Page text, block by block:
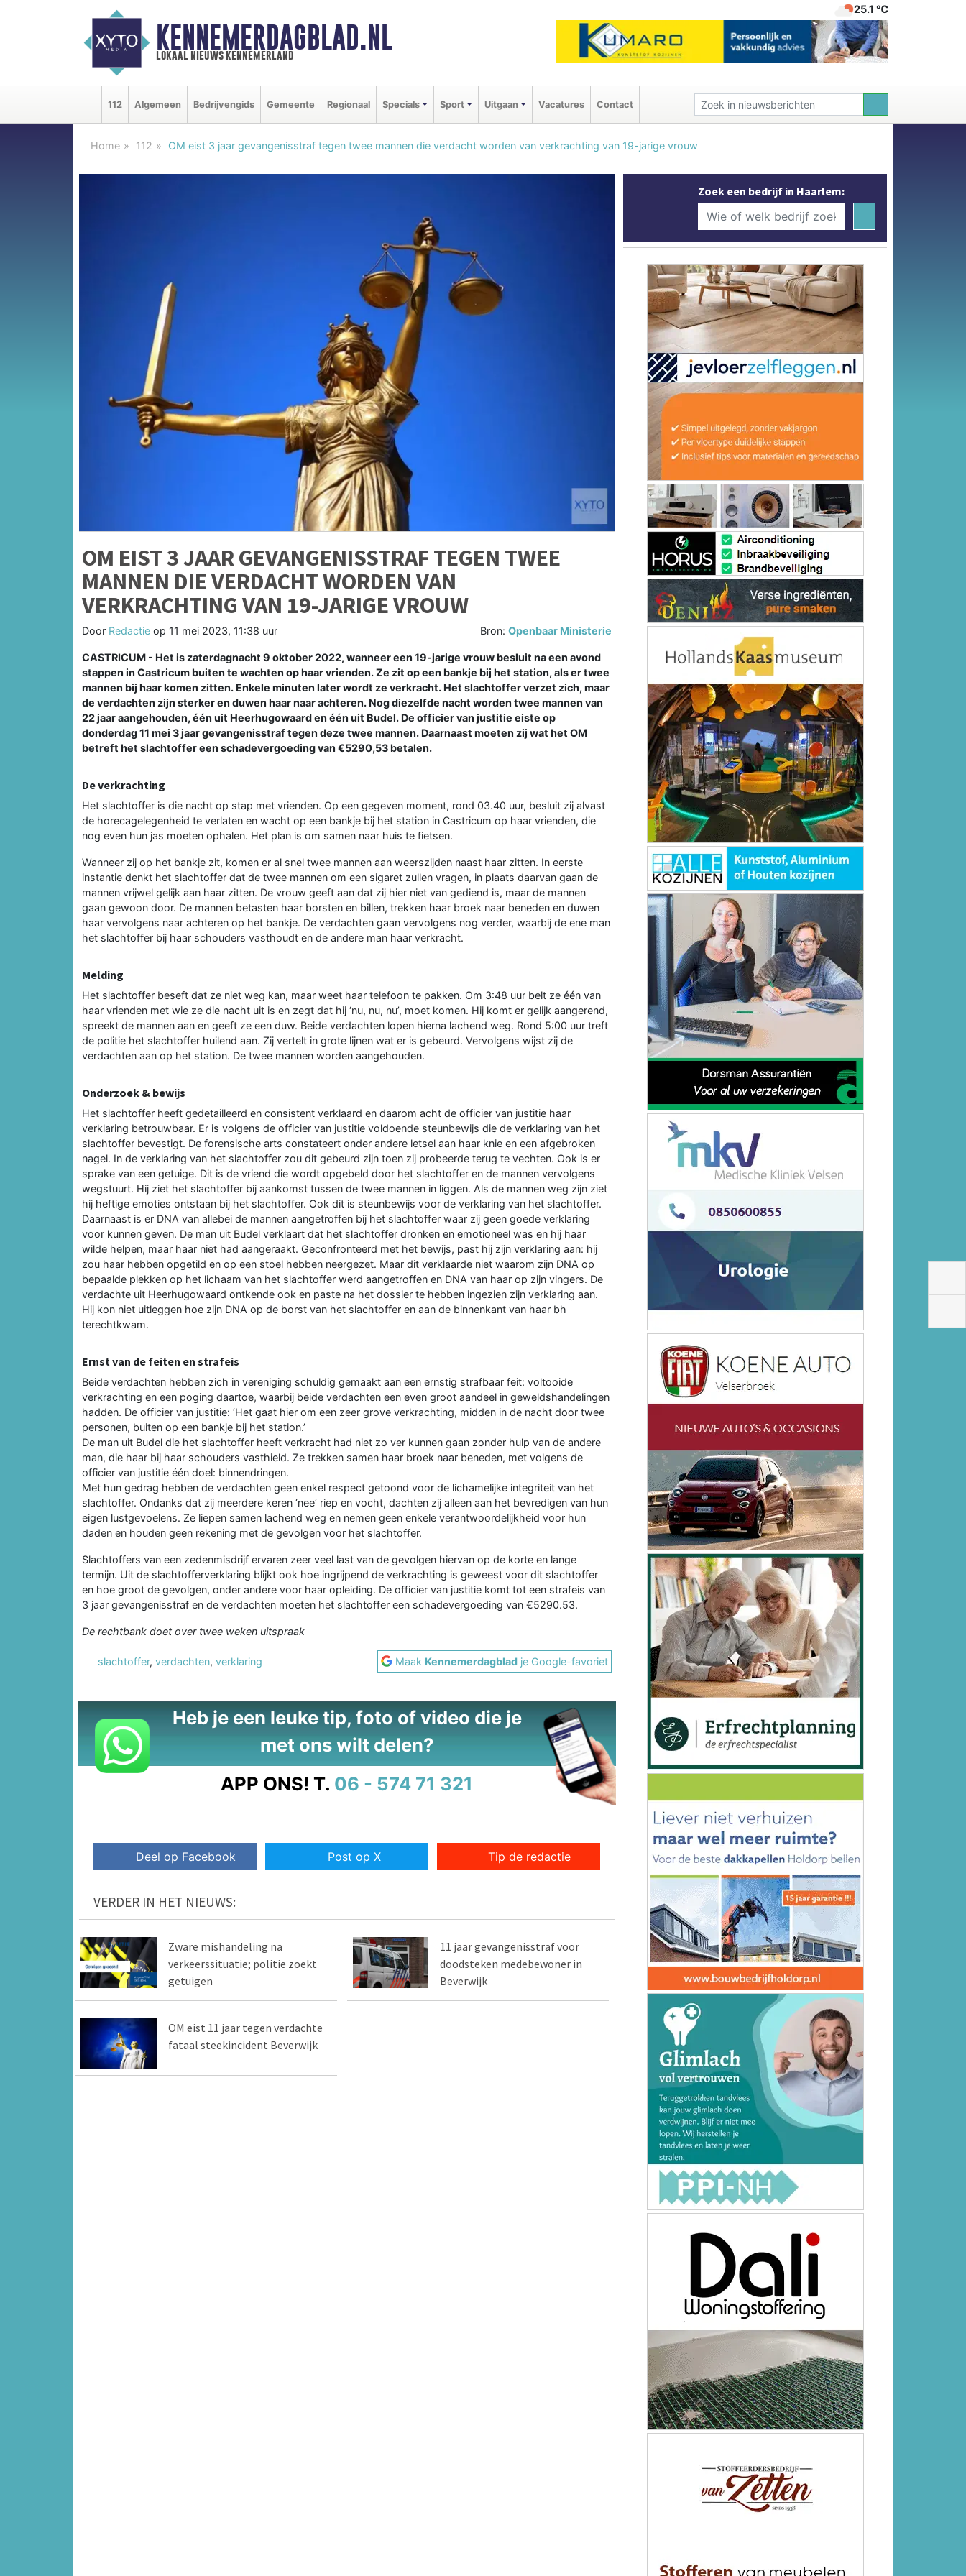
KENNEMERDAGBLAD.NL
lokaal nieuws kennemerland
25.1 ℃
112 Algemeen Bedrijvengids Gemeente Regionaal Specials Sport Uitgaan Vacatures Contact
Home 112 OM eist 3 jaar gevangenisstraf tegen twee mannen die verdacht worden van verkrachting van 19-jarige vrouw
OM EIST 3 JAAR GEVANGENISSTRAF TEGEN TWEE
MANNEN DIE VERDACHT WORDEN VAN
VERKRACHTING VAN 19-JARIGE VROUW
Door Redactie op 11 mei 2023, 11:38 uur Bron:Openbaar Ministerie
CASTRICUM - Het is zaterdagnacht 9 oktober 2022, wanneer een 19-jarige vrouw besluit na een avond
stappen in Castricum buiten te wachten op haar vrienden. Ze zit op een bankje bij het station, als er twee
mannen bij haar komen zitten. Enkele minuten later wordt ze verkracht. Het slachtoffer verzet zich, maar
de verdachten zijn sterker en duwen haar naar achteren. Nog diezelfde nacht worden twee mannen van
22 jaar aangehouden, één uit Heerhugowaard en één uit Budel. De officier van justitie eiste op
donderdag 11 mei 3 jaar gevangenisstraf tegen deze twee mannen. Daarnaast moeten zij wat het OM
betreft het slachtoffer een schadevergoeding van €5290,53 betalen.
De verkrachting
Het slachtoffer is die nacht op stap met vrienden. Op een gegeven moment, rond 03.40 uur, besluit zij alvast
de horecagelegenheid te verlaten en wacht op een bankje bij het station in Castricum op haar vrienden, die
nog even hun jas moeten ophalen. Het plan is om samen naar huis te fietsen.
Wanneer zij op het bankje zit, komen er al snel twee mannen aan weerszijden naast haar zitten. In eerste
instantie denkt het slachtoffer dat de twee mannen om een sigaret zullen vragen, in plaats daarvan gaan de
mannen vrijwel gelijk aan haar zitten. De vrouw geeft aan dat zij hier niet van gediend is, maar de mannen
gaan gewoon door. De mannen betasten haar borsten en billen, trekken haar broek naar beneden en duwen
haar vervolgens naar achteren op het bankje. De verdachten gaan vervolgens nog verder, waarbij de ene man
het slachtoffer bij haar schouders vasthoudt en de andere man haar verkracht.
Melding
Het slachtoffer beseft dat ze niet weg kan, maar weet haar telefoon te pakken. Om 3:48 uur belt ze één van
haar vrienden met wie ze die nacht uit is en zegt dat hij ‘nu, nu, nu’, moet komen. Hij komt er gelijk aangerend,
spreekt de mannen aan en geeft ze een duw. Beide verdachten lopen hierna lachend weg. Rond 5:00 uur treft
de politie het slachtoffer huilend aan. Zij vertelt in grote lijnen wat er is gebeurd. Vervolgens wijst zij de
verdachten aan op het station. De twee mannen worden aangehouden.
Onderzoek & bewijs
Het slachtoffer heeft gedetailleerd en consistent verklaard en daarom acht de officier van justitie haar
verklaring betrouwbaar. Er is volgens de officier van justitie voldoende steunbewijs die de verklaring van het
slachtoffer bevestigt. De forensische arts constateert onder andere letsel aan haar knie en een afgebroken
nagel. In de verklaring van het slachtoffer zou dit gebeurd zijn toen zij probeerde terug te vechten. Ook is er
sprake van een getuige. Dit is de vriend die wordt opgebeld door het slachtoffer en de mannen vervolgens
wegstuurt. Hij ziet het slachtoffer bij aankomst tussen de twee mannen in liggen. Als de mannen weg zijn ziet
hij heftige emoties ontstaan bij het slachtoffer. Ook dit is steunbewijs voor de verklaring van het slachtoffer.
Daarnaast is er DNA van allebei de mannen aangetroffen bij het slachtoffer waar zij geen goede verklaring
voor kunnen geven. De man uit Budel verklaart dat het slachtoffer dronken en emotioneel was en hij haar
wilde helpen, maar haar niet had aangeraakt. Geconfronteerd met het bewijs, past hij zijn verklaring aan: hij
zou haar hebben opgetild en op een stoel hebben neergezet. Maar dit verklaarde niet waarom zijn DNA op
bepaalde plekken op het lichaam van het slachtoffer werd aangetroffen en DNA van haar op zijn vingers. De
verdachte uit Heerhugowaard ontkende ook en paste na het dossier te hebben ingezien zijn verklaring aan.
Hij kon niet uitleggen hoe zijn DNA op de borst van het slachtoffer en aan de binnenkant van haar bh
terechtkwam.
Ernst van de feiten en strafeis
Beide verdachten hebben zich in vereniging schuldig gemaakt aan een ernstig strafbaar feit: voltooide
verkrachting en een poging daartoe, waarbij beide verdachten een even groot aandeel in geweldshandelingen
hadden. De officier van justitie: ‘Het gaat hier om een zeer grove verkrachting, midden in de nacht door twee
personen, buiten op een bankje bij het station.’
De man uit Budel die het slachtoffer heeft verkracht had niet zo ver kunnen gaan zonder hulp van de andere
man, die haar bij haar schouders vasthield. Ze trekken samen haar broek naar beneden, met volgens de
officier van justitie één doel: binnendringen.
Met hun gedrag hebben de verdachten geen enkel respect getoond voor de lichamelijke integriteit van het
slachtoffer. Ondanks dat zij meerdere keren ‘nee’ riep en vocht, dachten zij alleen aan het bevredigen van hun
eigen lustgevoelens. Ze liepen samen lachend weg en nemen geen enkele verantwoordelijkheid voor hun
daden en houden geen rekening met de gevolgen voor het slachtoffer.
Slachtoffers van een zedenmisdrijf ervaren zeer veel last van de gevolgen hiervan op de korte en lange
termijn. Uit de slachtofferverklaring blijkt ook hoe ingrijpend de verkrachting is geweest voor dit slachtoffer
en hoe groot de gevolgen, onder andere voor haar opleiding. De officier van justitie komt tot een strafeis van
3 jaar gevangenisstraf en de verdachten moeten het slachtoffer een schadevergoeding van €5290.53.
De rechtbank doet over twee weken uitspraak
slachtoffer, verdachten, verklaring Maak Kennemerdagblad je Google-favoriet
Heb je een leuke tip, foto of video die je
met ons wilt delen?
APP ONS! T. 06 - 574 71 321
Deel op Facebook Post op X Tip de redactie
VERDER IN HET NIEUWS:
Zware mishandeling na
verkeerssituatie; politie zoekt
getuigen
11 jaar gevangenisstraf voor
doodsteken medebewoner in
Beverwijk
OM eist 11 jaar tegen verdachte
fataal steekincident Beverwijk
Zoek een bedrijf in Haarlem: